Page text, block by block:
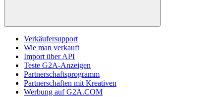
Verkäufersupport
Wie man verkauft
Import über API
Teste G2A-Anzeigen
Partnerschaftsprogramm
Partnerschaften mit Kreativen
Werbung auf G2A.COM